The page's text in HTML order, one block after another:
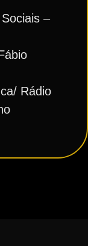
–
Rádio